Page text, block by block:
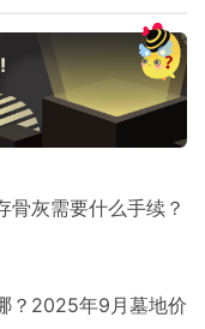
骨灰需要什么手续？
？2025年9月墓地价